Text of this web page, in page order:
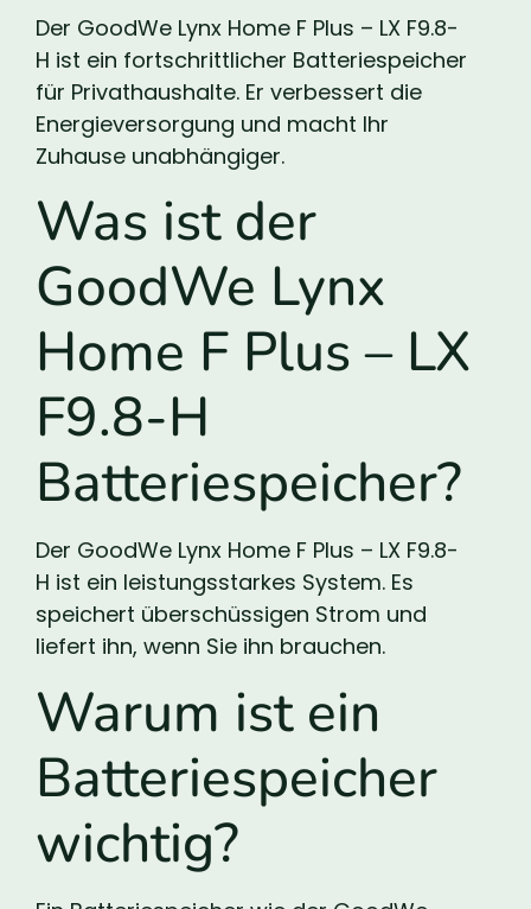
Der GoodWe Lynx Home F Plus – LX F9.8-
H ist ein fortschrittlicher Batteriespeicher
für Privathaushalte. Er verbessert die
Energieversorgung und macht Ihr
Zuhause unabhängiger.
Was ist der
GoodWe Lynx
Home F Plus – LX
F9.8-H
Batteriespeicher?
Der GoodWe Lynx Home F Plus – LX F9.8-
H ist ein leistungsstarkes System. Es
speichert überschüssigen Strom und
liefert ihn, wenn Sie ihn brauchen.
Warum ist ein
Batteriespeicher
wichtig?